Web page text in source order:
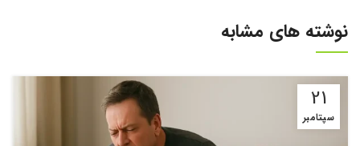
نوشته های مشابه
21
سپتامبر